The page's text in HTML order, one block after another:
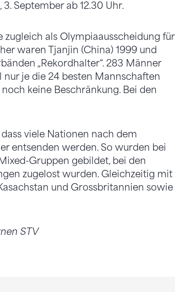
September ab 12.30 Uhr.
als Olympiaausscheidung für
waren Tjanjin (China) 1999 und
„Rekordhalter“. 283 Männer
je die 24 besten Mannschaften
keine Beschränkung. Bei den
viele Nationen nach dem
entsenden werden. So wurden bei
Gruppen gebildet, bei den
zugelost wurden. Gleichzeitig mit
und Grossbritannien sowie
STV